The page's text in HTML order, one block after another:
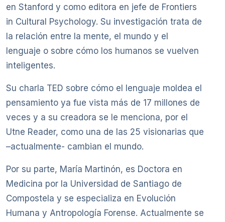
en Stanford y como editora en jefe de Frontiers
in Cultural Psychology. Su investigación trata de
la relación entre la mente, el mundo y el
lenguaje o sobre cómo los humanos se vuelven
inteligentes.
Su charla TED sobre cómo el lenguaje moldea el
pensamiento ya fue vista más de 17 millones de
veces y a su creadora se le menciona, por el
Utne Reader, como una de las 25 visionarias que
–actualmente- cambian el mundo.
Por su parte, María Martinón, es Doctora en
Medicina por la Universidad de Santiago de
Compostela y se especializa en Evolución
Humana y Antropología Forense. Actualmente se